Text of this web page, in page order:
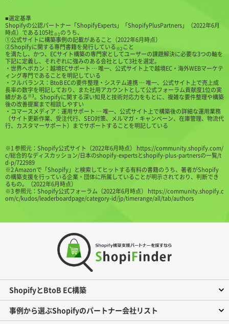
■選定基準
Shopifyの公認パートナー「ShopifyExperts」「ShopifyPlusPartners」（2022年6月
時点）である105社※1 のうち、
①公式サイトに構築事例の記載があること（2022年6月時点）
②Shopifyに関する専門書籍を発行している※2 こと
を満たし、かつ、ECサイト構築の専門家としてユーザーの課題解決に必要な3つの軸を
下記に定義し、それぞれに強みのある会社として3社を選定。
・世界へボカン：越境ECサポート … 唯一、公式サイト上で越境EC・海外WEBマーケテ
ィング専門であることを明記している
・フルバランス：BtoB ECの要件整理・システム連携 … 唯一、公式サイト上で売上成
長率の数字を明記しており、また社用アカウントとして公式フォーラム貢献度1位の実
績がある※3。Shopifyに関する深い知見と技術対応力をもとに、複雑な要件整理や構築
後の改善提案まで相談しやすい
・コマースメディア：運用サポート … 唯一、公式サイト上で構築後の詳細な運用業務
（サイト更新作業、受注代行、SEO対策、メルマガ・キャンペーン、在庫管理、物流代
行、カスタマーサポート）までサポートすることを明記している
※1 参照元：Shopify公式サイト（2022年6月時点） https://community.shopify.com/
c/総合的なディスカッション/日本のshopify-expertsとshopify-plus-partnersの一覧/t
d-p/722989
※2 Amazonで「Shopify」と検索してヒットする有料の書籍のうち、著者がShopify
の構築支援を行っている企業・団体に所属していることが明示されており、判断でき
るもの。（2022年6月時点）
※3 参照元：Shopify公式フォーラム（2022年6月時点） https://community.shopify.c
om/c/kudos/leaderboardpage/category-id/jp/timerange/all/tab/authors
ShopifyとBtoB EC構築
事例から選ぶShopifyのパートナー会社リスト